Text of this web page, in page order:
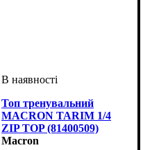
Топ тренувальний
MACRON TARIM 1/4
ZIP TOP (81400509)
Macron